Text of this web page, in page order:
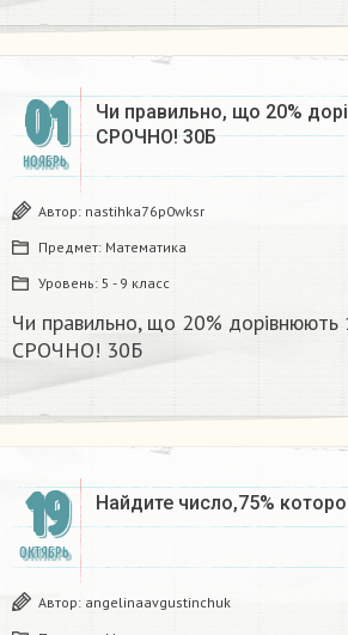
01
НОЯБРЬ
Чи правильно, що 20%
СРОЧНО! 30Б​
Автор: nastihka76p0wksr
Предмет: Математика
Уровень: 5 - 9 класс
Чи правильно, що 20% дорівнюють
СРОЧНО! 30Б​
19
ОКТЯБРЬ
Найдите число,75%
Автор: angelinaavgustinchuk